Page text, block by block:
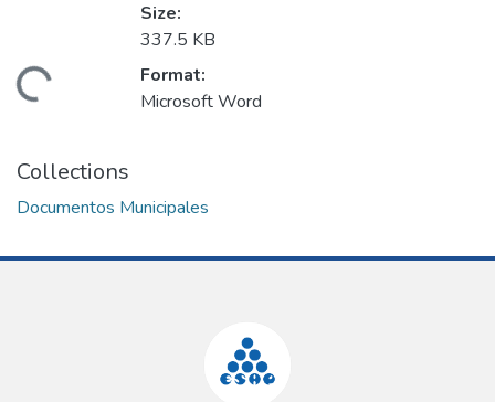
Size:
337.5 KB
Format:
Microsoft Word
Collections
Documentos Municipales